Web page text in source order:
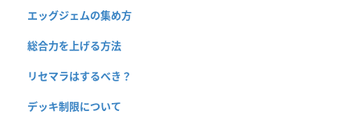
エッグジェムの集め方
総合力を上げる方法
リセマラはするべき？
デッキ制限について